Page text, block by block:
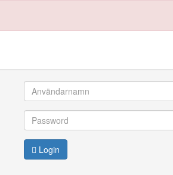
Login